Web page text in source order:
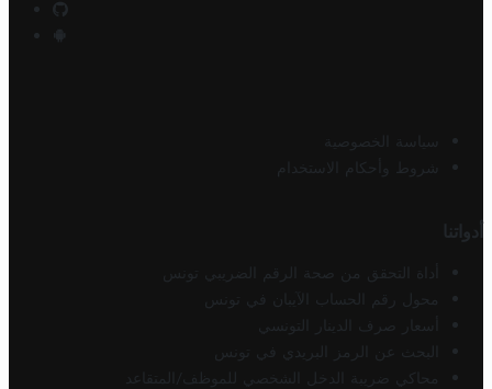
سياسة الخصوصية
شروط وأحكام الاستخدام
أدواتنا
أداة التحقق من صحة الرقم الضريبي تونس
محول رقم الحساب الآيبان في تونس
أسعار صرف الدينار التونسي
البحث عن الرمز البريدي في تونس
محاكي ضريبة الدخل الشخصي للموظف/المتقاعد